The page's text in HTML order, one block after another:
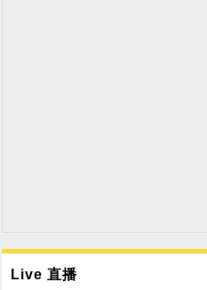
Live 直播